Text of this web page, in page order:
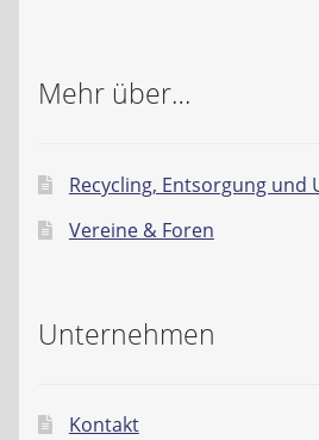
Mehr über…
Recycling, Entsorgung und
Vereine & Foren
Unternehmen
Kontakt